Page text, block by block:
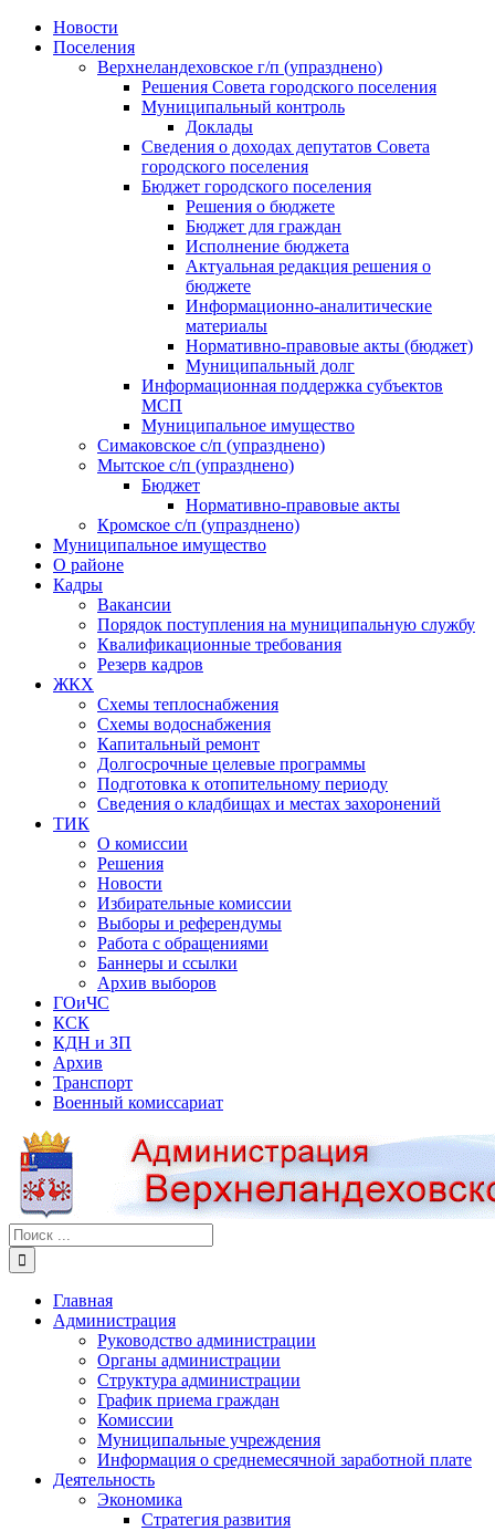
Skip
Новости
Поселения
Верхнеландеховское г/п (упразднено)
Решения Совета городского поселения
Муниципальный контроль
Доклады
Сведения о доходах депутатов Совета
городского поселения
Бюджет городского поселения
Решения о бюджете
Бюджет для граждан
Исполнение бюджета
Актуальная редакция решения о
бюджете
Информационно-аналитические
материалы
Нормативно-правовые акты (бюджет)
Муниципальный долг
Информационная поддержка субъектов
МСП
Муниципальное имущество
Симаковское с/п (упразднено)
Мытское с/п (упразднено)
Бюджет
Нормативно-правовые акты
Кромское с/п (упразднено)
Муниципальное имущество
О районе
Кадры
Вакансии
Порядок поступления на муниципальную службу
Квалификационные требования
Резерв кадров
ЖКХ
Схемы теплоснабжения
Схемы водоснабжения
Капитальный ремонт
Долгосрочные целевые программы
Подготовка к отопительному периоду
Сведения о кладбищах и местах захоронений
ТИК
О комиссии
Решения
Новости
Избирательные комиссии
Выборы и референдумы
Работа с обращениями
Баннеры и ссылки
Архив выборов
ГОиЧС
КСК
КДН и ЗП
Архив
Транспорт
Военный комиссариат
Результат
поиска:
Главная
Администрация
Руководство администрации
Органы администрации
Структура администрации
График приема граждан
Комиссии
Муниципальные учреждения
Информация о среднемесячной заработной плате
Деятельность
Экономика
Стратегия развития